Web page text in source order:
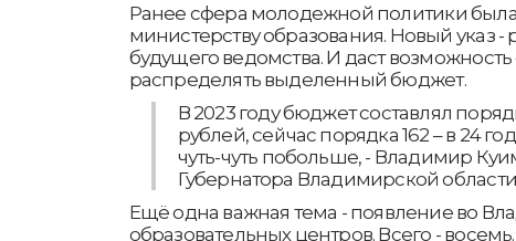
Ранее сфера молодежной политики
министерству образования. Новый указ
будущего ведомства. И даст
распределять выделенный бюджет.
В 2023 году бюджет составлял
рублей, сейчас порядка 162 – в 24
чуть-чуть побольше, - Владимир
Губернатора Владимирской
Ещё одна важная тема - появление во
образовательных центров. Всего -